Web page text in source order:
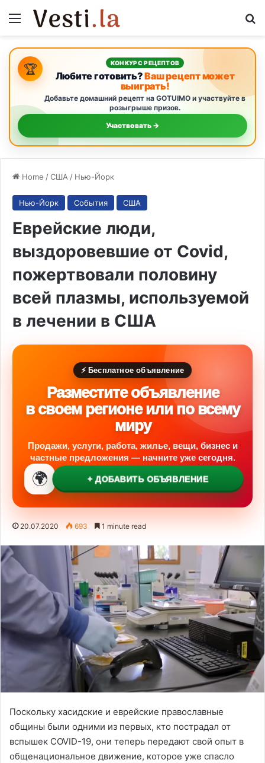
Menu
🏆 КОНКУРС РЕЦЕПТОВ
Любите готовить?Ваш рецепт может
выиграть!
Добавьте домашний рецепт на GOTUIMO и участвуйте в
розыгрыше призов.
Участвовать →
Home /США / Нью-Йорк
Нью-Йорк События США
Еврейские люди,
выздоровевшие от Covid,
пожертвовали половину
всей плазмы, используемой
в лечении в США
⚡ Бесплатное объявление
Разместите объявление
в своем регионе или по всему
миру
Продажи, услуги, работа, жилье, вещи, бизнес и
частные предложения — начните уже сегодня.
🌍 + ДОБАВИТЬ ОБЪЯВЛЕНИЕ
20.07.2020 693 1 minute read
Поскольку хасидские и еврейские православные
общины были одними из первых, кто пострадал от
вспышек COVID-19, они теперь передают свой опыт в
общенациональное движение, которое уже спасло